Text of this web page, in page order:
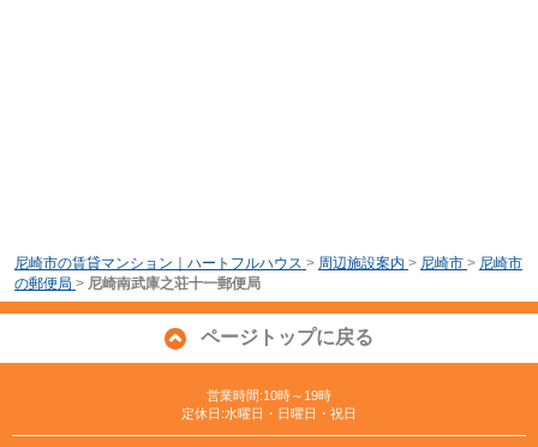
尼崎市の賃貸マンション｜ハートフルハウス > 周辺施設案内 > 尼崎市 > 尼崎市
の郵便局 > 尼崎南武庫之荘十一郵便局
ページトップに戻る
営業時間:10時～19時
定休日:水曜日・日曜日・祝日